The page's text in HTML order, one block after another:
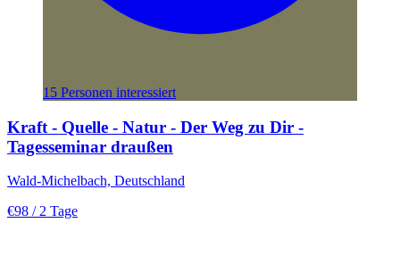
15 Personen interessiert
Kraft - Quelle - Natur - Der Weg zu Dir -
Tagesseminar draußen
Wald-Michelbach, Deutschland
€98 / 2 Tage